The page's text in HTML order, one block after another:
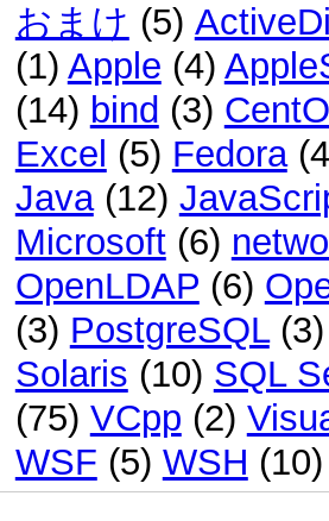
おまけ (5)
(1) Apple (4)
(14) bind (3)
Excel (5) Fedora
Java(12)
Microsoft(6)
OpenLDAP (6)
(3) PostgreSQL(3)
Solaris (10) SQL
(75) VCpp (2)
WSF (5) WSH (10)